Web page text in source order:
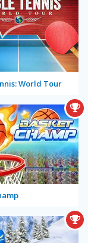
World Tour